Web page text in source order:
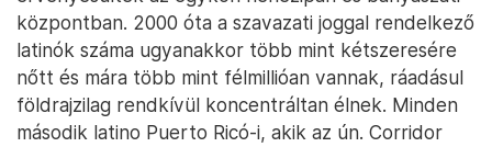
központban. 2000 óta a szavazati joggal rendelkező
latinók száma ugyanakkor több mint kétszeresére
nőtt és mára több mint félmillióan vannak, ráadásul
földrajzilag rendkívül koncentráltan élnek. Minden
második latino Puerto Ricó-i, akik az ún. Corridor